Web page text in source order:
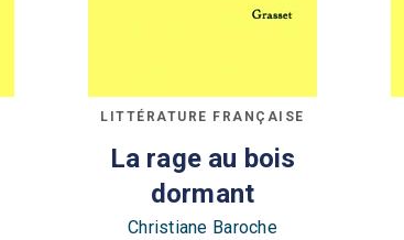
LITTÉRATURE FRANÇAISE
La rage au bois
dormant
Christiane Baroche